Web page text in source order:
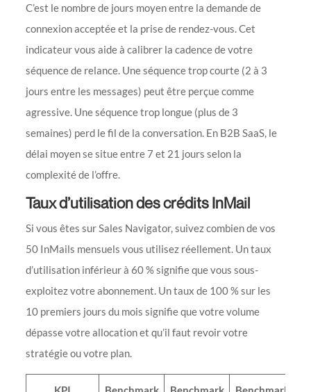
C’est le nombre de jours moyen entre la demande de
connexion acceptée et la prise de rendez-vous. Cet
indicateur vous aide à calibrer la cadence de votre
séquence de relance. Une séquence trop courte (2 à 3
jours entre les messages) peut être perçue comme
agressive. Une séquence trop longue (plus de 3
semaines) perd le fil de la conversation. En B2B SaaS, le
délai moyen se situe entre 7 et 21 jours selon la
complexité de l’offre.
Taux d’utilisation des crédits InMail
Si vous êtes sur Sales Navigator, suivez combien de vos
50 InMails mensuels vous utilisez réellement. Un taux
d’utilisation inférieur à 60 % signifie que vous sous-
exploitez votre abonnement. Un taux de 100 % sur les
10 premiers jours du mois signifie que votre volume
dépasse votre allocation et qu’il faut revoir votre
stratégie ou votre plan.